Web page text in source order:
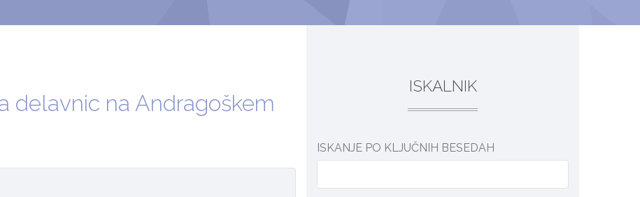
delavnic na Andragoškem
ISKALNIK
ISKANJE PO KLJUČNIH BESEDAH